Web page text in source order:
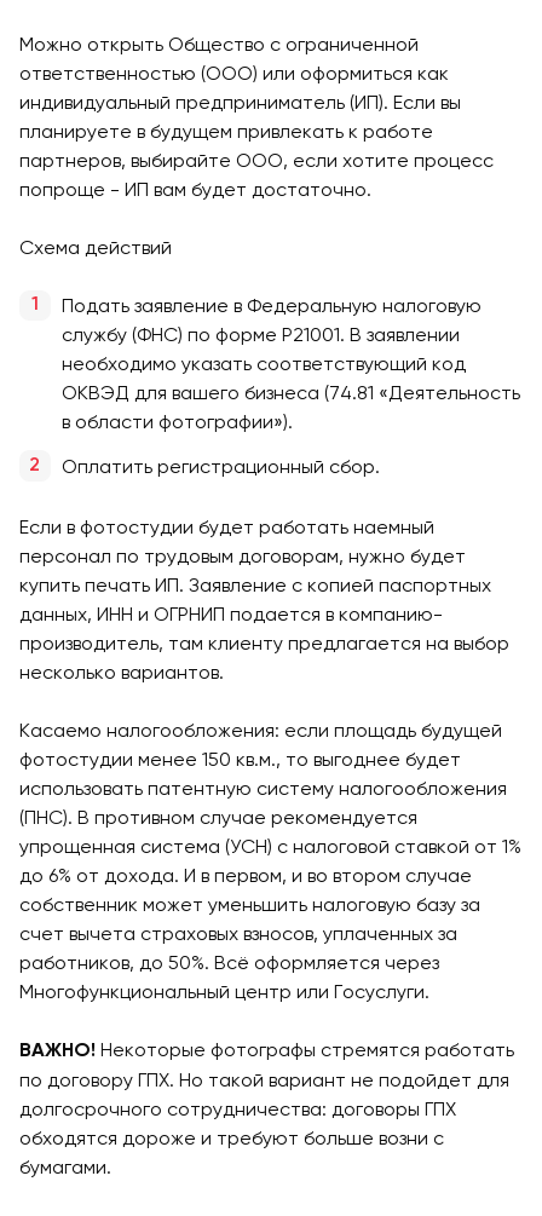
Можно открыть Общество с ограниченной
ответственностью (ООО) или оформиться как
индивидуальный предприниматель (ИП). Если вы
планируете в будущем привлекать к работе
партнеров, выбирайте ООО, если хотите процесс
попроще - ИП вам будет достаточно.
Схема действий
Подать заявление в Федеральную налоговую
службу (ФНС) по форме Р21001. В заявлении
необходимо указать соответствующий код
ОКВЭД для вашего бизнеса (74.81 «Деятельность
в области фотографии»).
Оплатить регистрационный сбор.
Если в фотостудии будет работать наемный
персонал по трудовым договорам, нужно будет
купить печать ИП. Заявление с копией паспортных
данных, ИНН и ОГРНИП подается в компанию-
производитель, там клиенту предлагается на выбор
несколько вариантов.
Касаемо налогообложения: если площадь будущей
фотостудии менее 150 кв.м., то выгоднее будет
использовать патентную систему налогообложения
(ПНС). В противном случае рекомендуется
упрощенная система (УСН) с налоговой ставкой от 1%
до 6% от дохода. И в первом, и во втором случае
собственник может уменьшить налоговую базу за
счет вычета страховых взносов, уплаченных за
работников, до 50%. Всё оформляется через
Многофункциональный центр или Госуслуги.
ВАЖНО! Некоторые фотографы стремятся работать
по договору ГПХ. Но такой вариант не подойдет для
долгосрочного сотрудничества: договоры ГПХ
обходятся дороже и требуют больше возни с
бумагами.